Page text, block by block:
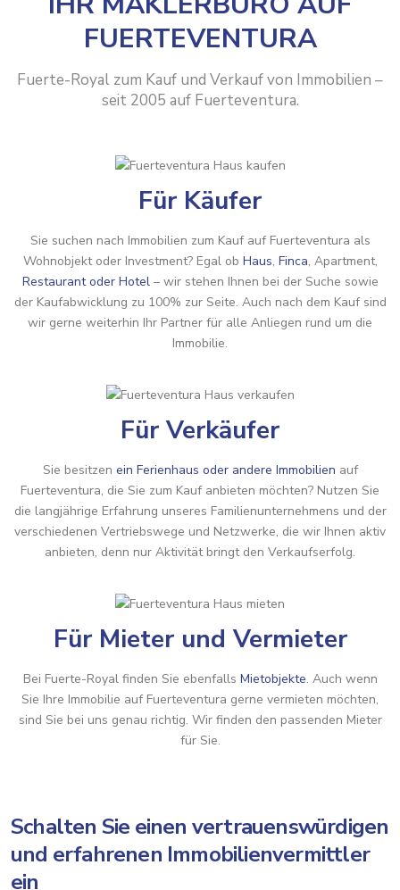
FUERTEVENTURA
Fuerte-Royal zum Kauf und Verkauf von Immobilien –
seit 2005 auf Fuerteventura.
Für Käufer
Sie suchen nach Immobilien zum Kauf auf Fuerteventura als
Wohnobjekt oder Investment? Egal ob Haus, Finca, Apartment,
Restaurant oder Hotel– wir stehen Ihnen bei der Suche sowie
der Kaufabwicklung zu 100% zur Seite. Auch nach dem Kauf sind
wir gerne weiterhin Ihr Partner für alle Anliegen rund um die
Immobilie.
Für Verkäufer
Sie besitzen ein Ferienhaus oder andere Immobilien auf
Fuerteventura, die Sie zum Kauf anbieten möchten? Nutzen Sie
die langjährige Erfahrung unseres Familienunternehmens und der
verschiedenen Vertriebswege und Netzwerke, die wir Ihnen aktiv
anbieten, denn nur Aktivität bringt den Verkaufserfolg.
Für Mieter und Vermieter
Bei Fuerte-Royal finden Sie ebenfalls Mietobjekte. Auch wenn
Sie Ihre Immobilie auf Fuerteventura gerne vermieten möchten,
sind Sie bei uns genau richtig. Wir finden den passenden Mieter
für Sie.
Schalten Sie einen vertrauenswürdigen
und erfahrenen Immobilienvermittler
ein